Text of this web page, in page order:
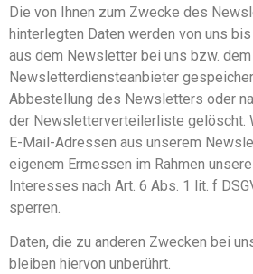
Die von Ihnen zum Zwecke des
hinterlegten Daten werden von uns
aus dem Newsletter bei uns bzw. dem
Newsletterdiensteanbieter
Abbestellung des Newsletters oder
der Newsletterverteilerliste gelöscht.
E-Mail-Adressen aus unserem
eigenem Ermessen im Rahmen
Interesses nach Art. 6 Abs. 1 lit. f
sperren.
Daten, die zu anderen Zwecken bei
bleiben hiervon unberührt.